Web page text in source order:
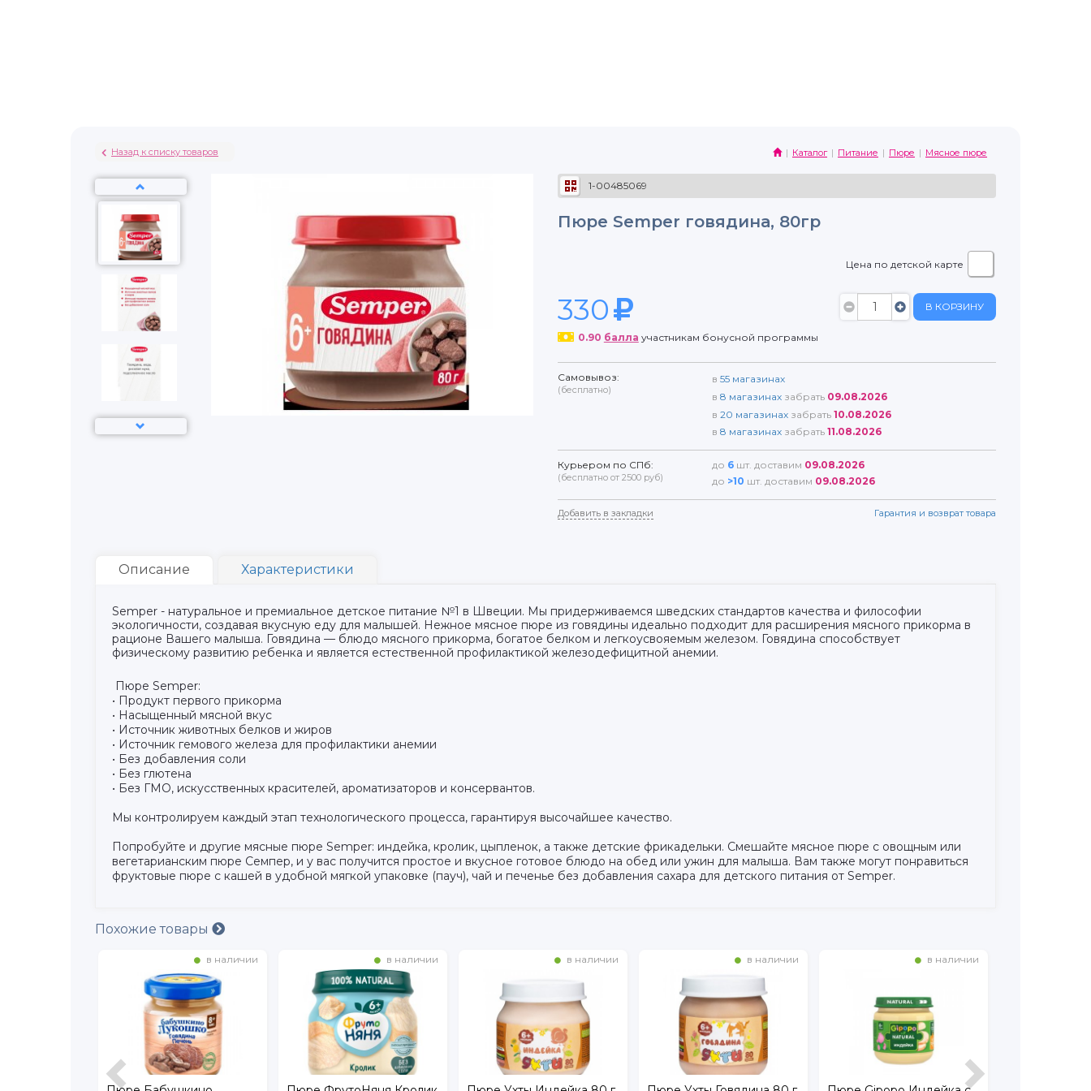
Назад к списку товаров Каталог Питание Пюре Мясное пюре
1-00485069
Пюре Semper говядина, 80гр
Цена по детской карте
330 В КОРЗИНУ
0.90 балла участникам бонусной программы
Самовывоз:
(бесплатно)
в 55 магазинах
в 8 магазинах забрать 09.08.2026
в 20 магазинах забрать 10.08.2026
в 8 магазинах забрать 11.08.2026
Курьером по СПб:
(бесплатно от 2500 руб)
до 6 шт. доставим 09.08.2026
до >10 шт. доставим 09.08.2026
Добавить в закладки Гарантия и возврат товара
Описание Характеристики
Semper - натуральное и премиальное детское питание №1 в Швеции. Мы придерживаемся шведских стандартов качества и философии
экологичности, создавая вкусную еду для малышей. Нежное мясное пюре из говядины идеально подходит для расширения мясного прикорма в
рационе Вашего малыша. Говядина — блюдо мясного прикорма, богатое белком и легкоусвояемым железом. Говядина способствует
физическому развитию ребенка и является естественной профилактикой железодефицитной анемии.
Пюре Semper:
• Продукт первого прикорма
• Насыщенный мясной вкус
• Источник животных белков и жиров
• Источник гемового железа для профилактики анемии
• Без добавления соли
• Без глютена
• Без ГМО, искусственных красителей, ароматизаторов и консервантов.
Мы контролируем каждый этап технологического процесса, гарантируя высочайшее качество.
Попробуйте и другие мясные пюре Semper: индейка, кролик, цыпленок, а также детские фрикадельки. Смешайте мясное пюре с овощным или
вегетарианским пюре Семпер, и у вас получится простое и вкусное готовое блюдо на обед или ужин для малыша. Вам также могут понравиться
фруктовые пюре с кашей в удобной мягкой упаковке (пауч), чай и печенье без добавления сахара для детского питания от Semper.
Похожие товары
в наличии в наличии в наличии в наличии в наличии